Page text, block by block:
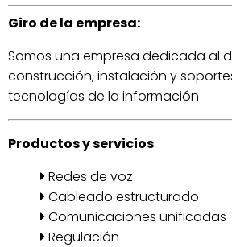
Giro de la empresa:
Somos una empresa dedicada al
construcción, instalación y
tecnologías de la información
Productos y servicios
Redes de voz
Cableado estructurado
Comunicaciones unificadas
Regulación